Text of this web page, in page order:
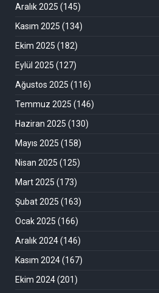
Aralık 2025 (145)
Kasım 2025 (134)
Ekim 2025 (182)
Eylül 2025 (127)
Ağustos 2025 (116)
Temmuz 2025 (146)
Haziran 2025 (130)
Mayıs 2025 (158)
Nisan 2025 (125)
Mart 2025 (173)
Şubat 2025 (163)
Ocak 2025 (166)
Aralık 2024(146)
Kasım 2024(167)
Ekim 2024(201)